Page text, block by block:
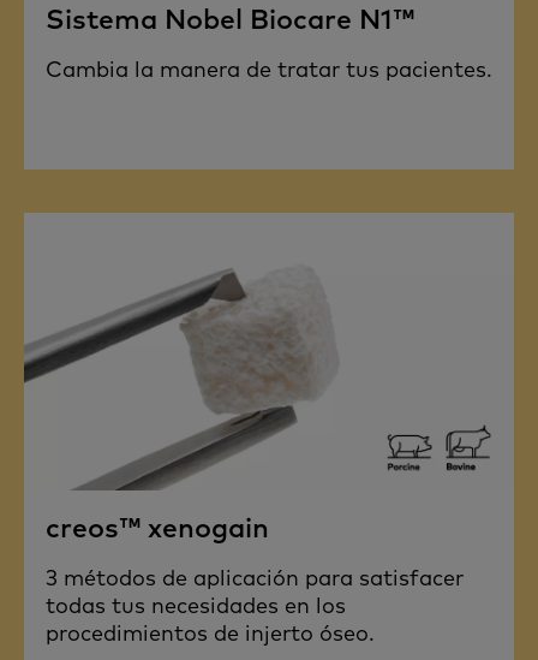
Sistema Nobel Biocare N1™
Cambia la manera de tratar tus pacientes.
creos™ xenogain
3 métodos de aplicación para satisfacer
todas tus necesidades en los
procedimientos de injerto óseo.